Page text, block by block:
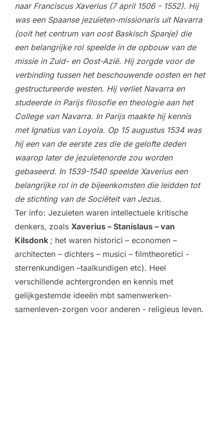
naar Franciscus Xaverius (7 april 1506 - 1552). Hij
was een Spaanse jezuïeten-missionaris uit Navarra
(ooit het centrum van oost Baskisch Spanje) die
een belangrijke rol speelde in de opbouw van de
missie in Zuid- en Oost-Azië. Hij zorgde voor de
verbinding tussen het beschouwende oosten en het
gestructureerde westen. Hij verliet Navarra en
studeerde in Parijs filosofie en theologie aan het
College van Navarra. In Parijs maakte hij kennis
met Ignatius van Loyola. Op 15 augustus 1534 was
hij een van de eerste zes die de gelofte deden
waarop later de jezuïetenorde zou worden
gebaseerd. In 1539-1540 speelde Xaverius een
belangrijke rol in de bijeenkomsten die leidden tot
de stichting van de Sociëteit van Jezus.
Ter info: Jezuieten waren intellectuele kritische
denkers, zoals Xaverius – Stanislaus – van
Kilsdonk ; het waren historici – economen –
architecten – dichters – musici – filmtheoretici -
sterrenkundigen –taalkundigen etc). Heel
verschillende achtergronden en kennis met
gelijkgestemde ideeën mbt samenwerken-
samenleven-zorgen voor anderen - religieus leven.